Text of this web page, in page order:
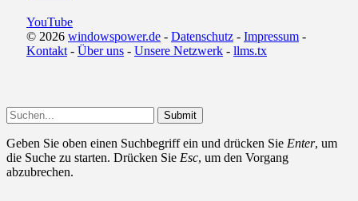
YouTube
© 2026 windowspower.de - Datenschutz - Impressum -
Kontakt - Über uns - Unsere Netzwerk - llms.tx
Submit
Geben Sie oben einen Suchbegriff ein und drücken Sie Enter, um
die Suche zu starten. Drücken Sie Esc, um den Vorgang
abzubrechen.